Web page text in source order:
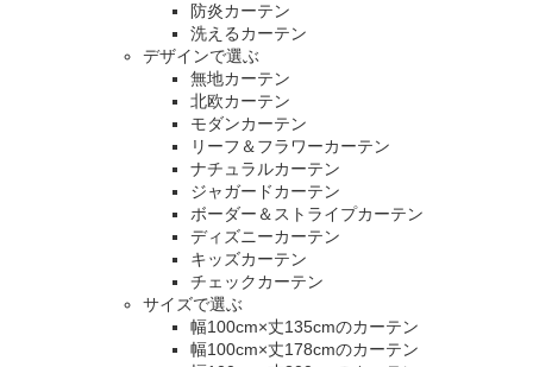
防炎カーテン
洗えるカーテン
デザインで選ぶ
無地カーテン
北欧カーテン
モダンカーテン
リーフ＆フラワーカーテン
ナチュラルカーテン
ジャガードカーテン
ボーダー＆ストライプカーテン
ディズニーカーテン
キッズカーテン
チェックカーテン
サイズで選ぶ
幅100cm×丈135cmのカーテン
幅100cm×丈178cmのカーテン